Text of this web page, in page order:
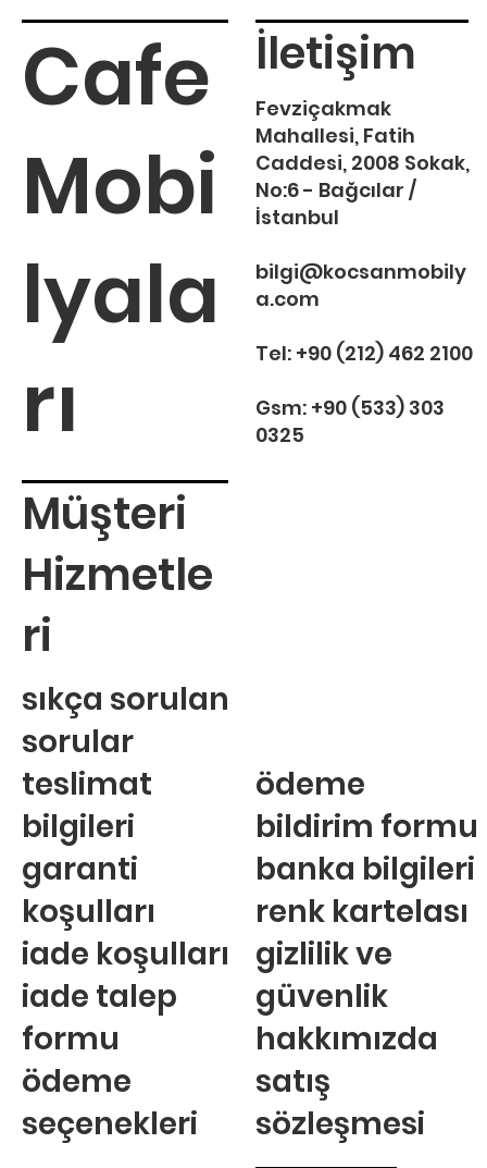
Müşteri
Hizmetle
ri
sıkça sorulan
sorular
teslimat
bilgileri
garanti
koşulları
iade koşulları
iade talep
formu
ödeme
seçenekleri
ödeme
bildirim formu
banka bilgileri
renk kartelası
gizlilik ve
güvenlik
hakkımızda
satış
sözleşmesi
Cafe
Mobi
lyala
rı
İletişim
Fevziçakmak
Mahallesi, Fatih
Caddesi, 2008 Sokak,
No:6 - Bağcılar /
İstanbul
bilgi@kocsanmobily
a.com
Tel: +90 (212) 462 2100
Gsm: +90 (533) 303
0325